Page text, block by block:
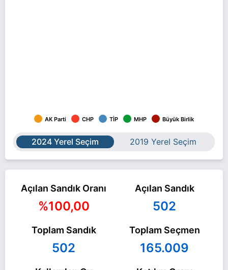
AK Parti CHP TİP MHP Büyük Birlik
2024 Yerel Seçim 2019 Yerel Seçim
Açılan Sandık Oranı
%100,00
Açılan Sandık
502
Toplam Sandık
502
Toplam Seçmen
165.009